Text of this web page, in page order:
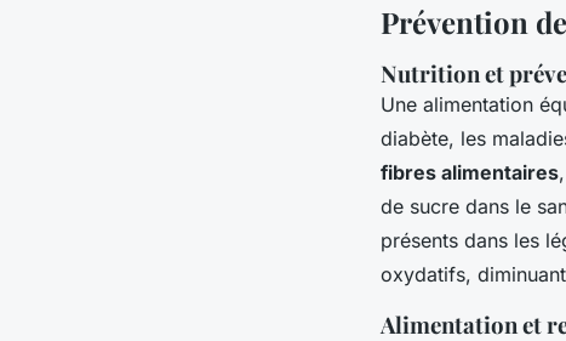
Prévention
Nutrition et
Une alimentation
diabète, les
fibres alimentaires
de sucre dans le
présents dans les
oxydatifs,
Alimentation et